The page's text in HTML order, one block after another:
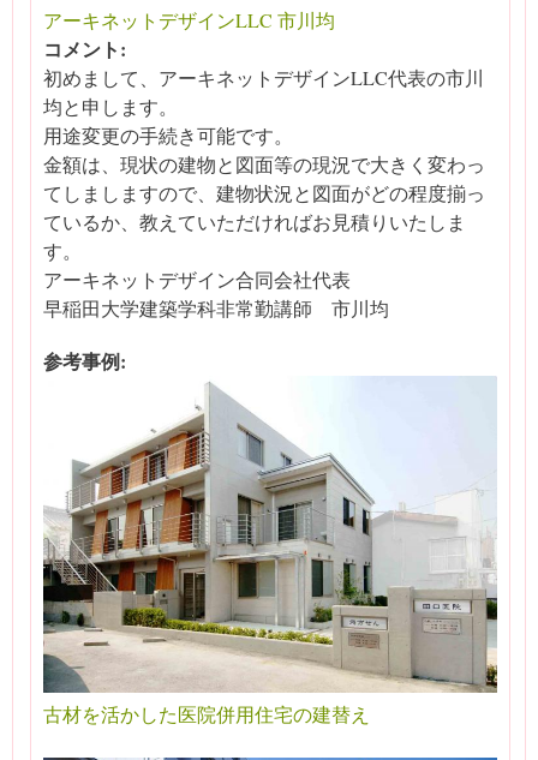
アーキネットデザインLLC 市川均
コメント:
初めまして、アーキネットデザインLLC代表の市川
均と申します。
用途変更の手続き可能です。
金額は、現状の建物と図面等の現況で大きく変わっ
てしましますので、建物状況と図面がどの程度揃っ
ているか、教えていただければお見積りいたしま
す。
アーキネットデザイン合同会社代表
早稲田大学建築学科非常勤講師 市川均
参考事例:
古材を活かした医院併用住宅の建替え